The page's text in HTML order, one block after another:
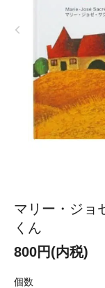
マリー・ジョ
くん
800円(内税)
個数